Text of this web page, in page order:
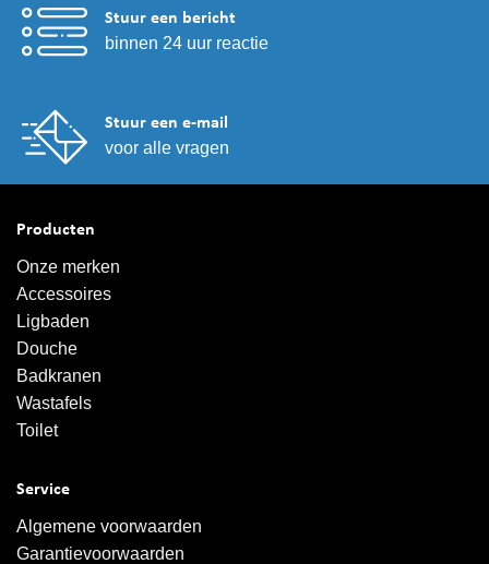
Stuur een bericht
binnen 24 uur reactie
Stuur een e-mail
voor alle vragen
Producten
Onze merken
Accessoires
Ligbaden
Douche
Badkranen
Wastafels
Toilet
Service
Algemene voorwaarden
Garantievoorwaarden